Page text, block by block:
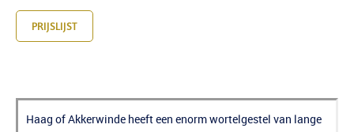
PRIJSLIJST
Haag of Akkerwinde heeft een enorm wortelgestel van lange